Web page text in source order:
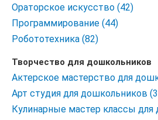
Ораторское искусство (42)
Программирование (44)
Робототехника (82)
Творчество для дошкольников
Актерское мастерство для
Арт студия для дошкольников
Кулинарные мастер классы